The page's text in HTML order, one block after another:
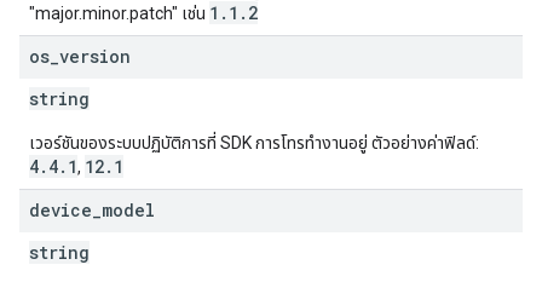
"major.minor.patch" เช่น 1.1.2
os version
string
เวอร์ชันของระบบปฏิบัติการที่ SDK การโทรทำงานอยู่ ตัวอย่างค่าฟิลด์:
4.4.1, 12.1
device model
string